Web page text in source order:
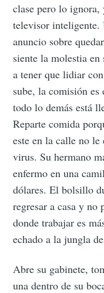
clase pero lo
televisor inteligente.
anuncio sobre
siente la molestia
a tener que lidiar
sube, la comisión
todo lo demás está
Reparte comida
este en la calle no
virus. Su hermano
enfermo en una
dólares. El bolsillo
regresar a casa y no
donde trabajar es
echado a la jungla
Abre su gabinete,
una dentro de su